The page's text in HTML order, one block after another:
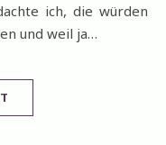
ich, die würden
und weil ja…